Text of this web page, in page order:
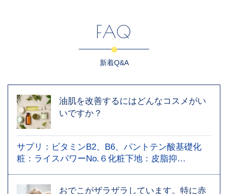
FAQ
新着Q&A
油肌を改善するにはどんなコスメがい
いですか？
サプリ：ビタミンB2、B6、パントテン酸基礎化
粧：ライスパワーNo.６化粧下地：皮脂抑…
おでこがザラザラしています。特に赤